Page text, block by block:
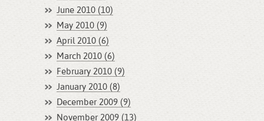
June 2010 (10)
May 2010 (9)
April 2010 (6)
March 2010 (6)
February 2010 (9)
January 2010 (8)
December 2009 (9)
November 2009 (13)